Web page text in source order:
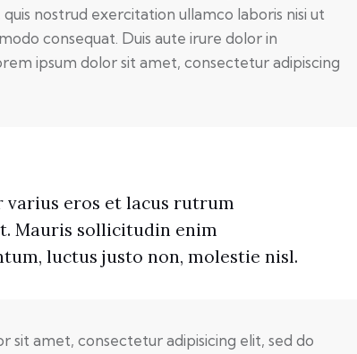
nostrud exercitation ullamco laboris nisi ut
consequat. Duis aute irure dolor in
ipsum dolor sit amet, consectetur adipiscing
varius eros et lacus rutrum
Mauris sollicitudin enim
luctus justo non, molestie nisl.
sit amet, consectetur adipisicing elit, sed do